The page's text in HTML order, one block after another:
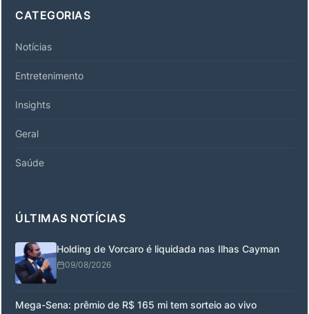
CATEGORIAS
Notícias
Entretenimento
Insights
Geral
Saúde
ÚLTIMAS NOTÍCIAS
Holding de Vorcaro é liquidada nas Ilhas Cayman
09/08/2026
Mega-Sena: prêmio de R$ 165 mi tem sorteio ao vivo